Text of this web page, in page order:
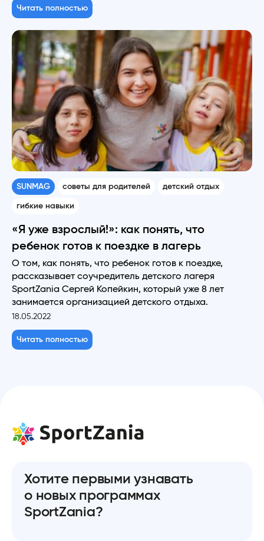
Читать полностью
SUNMAG советы для родителей детский отдых
гибкие навыки
«Я уже взрослый!»: как понять, что
ребенок готов к поездке в лагерь
О том, как понять, что ребенок готов к поездке,
рассказывает соучредитель детского лагеря
SportZania Сергей Копейкин, который уже 8 лет
занимается организацией детского отдыха.
18.05.2022
Читать полностью
Хотите первыми узнавать
о новых программах
SportZania?